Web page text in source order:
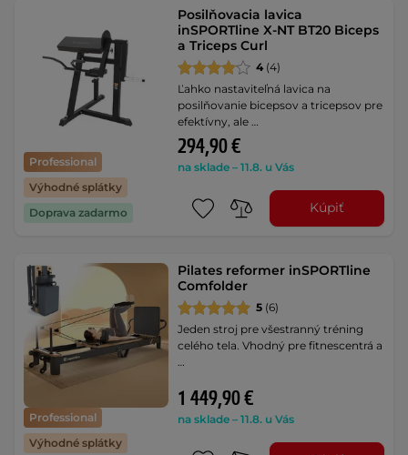
Professional
Výhodné splátky
Doprava zadarmo
Posilňovacia lavica
inSPORTline X-NT BT20 Biceps
a Triceps Curl
4 (4)
Ľahko nastaviteľná lavica na
posilňovanie bicepsov a tricepsov pre
efektívny, ale …
294,90 €
na sklade – 11.8. u Vás
Kúpiť
Professional
Výhodné splátky
Pilates reformer inSPORTline
Comfolder
5 (6)
Jeden stroj pre všestranný tréning
celého tela. Vhodný pre fitnescentrá a
1 449,90 €
na sklade – 11.8. u Vás